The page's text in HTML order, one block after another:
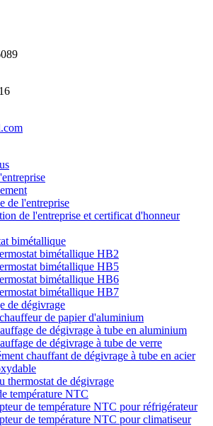
de l'entreprise
de l'entreprise et certificat d'honneur
bimétallique
bimétallique HB2
bimétallique HB5
bimétallique HB6
bimétallique HB7
de dégivrage
de papier d'aluminium
de dégivrage à tube en aluminium
de dégivrage à tube de verre
chauffant de dégivrage à tube en acier
thermostat de dégivrage
température NTC
de température NTC pour réfrigérateur
de température NTC pour climatiseur